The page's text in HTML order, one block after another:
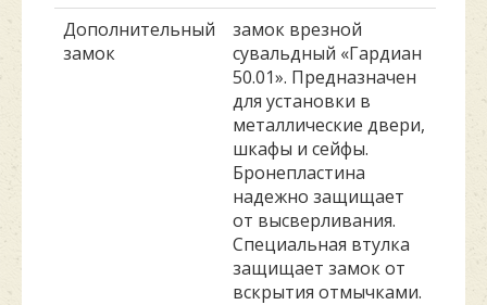
Дополнительный
замок
замок врезной
сувальдный «Гардиан
50.01». Предназначен
для установки в
металлические двери,
шкафы и сейфы.
Бронепластина
надежно защищает
от высверливания.
Специальная втулка
защищает замок от
вскрытия отмычками.